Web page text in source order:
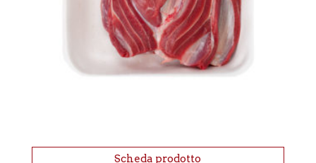
Scheda prodotto